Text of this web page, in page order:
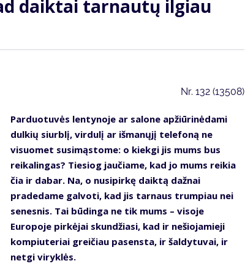
daiktai tarnautų ilgiau
Nr. 132 (13508)
Parduotuvės lentynoje ar salone apžiūrinėdami
dulkių siurblį, virdulį ar išmanųjį telefoną ne
visuomet susimąstome: o kiekgi jis mums bus
reikalingas? Tiesiog jaučiame, kad jo mums reikia
čia ir dabar. Na, o nusipirkę daiktą dažnai
pradedame galvoti, kad jis tarnaus trumpiau nei
senesnis. Tai būdinga ne tik mums – visoje
Europoje pirkėjai skundžiasi, kad ir nešiojamieji
kompiuteriai greičiau pasensta, ir šaldytuvai, ir
netgi viryklės.